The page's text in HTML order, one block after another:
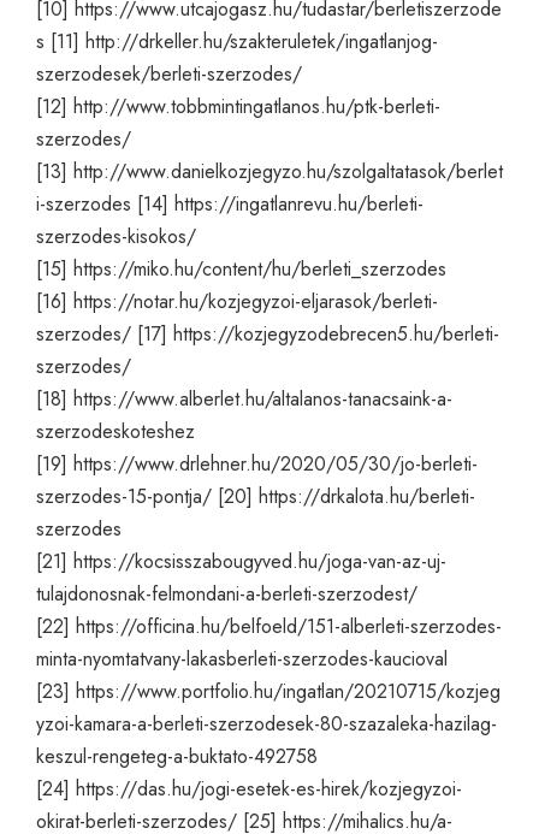
[10] https://www.utcajogasz.hu/tudastar/berletiszerzode
s [11] http://drkeller.hu/szakteruletek/ingatlanjog-
szerzodesek/berleti-szerzodes/
[12] http://www.tobbmintingatlanos.hu/ptk-berleti-
szerzodes/
[13] http://www.danielkozjegyzo.hu/szolgaltatasok/berlet
i-szerzodes [14] https://ingatlanrevu.hu/berleti-
szerzodes-kisokos/
[15] https://miko.hu/content/hu/berleti_szerzodes
[16] https://notar.hu/kozjegyzoi-eljarasok/berleti-
szerzodes/ [17] https://kozjegyzodebrecen5.hu/berleti-
szerzodes/
[18] https://www.alberlet.hu/altalanos-tanacsaink-a-
szerzodeskoteshez
[19] https://www.drlehner.hu/2020/05/30/jo-berleti-
szerzodes-15-pontja/ [20] https://drkalota.hu/berleti-
szerzodes
[21] https://kocsisszabougyved.hu/joga-van-az-uj-
tulajdonosnak-felmondani-a-berleti-szerzodest/
[22] https://officina.hu/belfoeld/151-alberleti-szerzodes-
minta-nyomtatvany-lakasberleti-szerzodes-kaucioval
[23] https://www.portfolio.hu/ingatlan/20210715/kozjeg
yzoi-kamara-a-berleti-szerzodesek-80-szazaleka-hazilag-
keszul-rengeteg-a-buktato-492758
[24] https://das.hu/jogi-esetek-es-hirek/kozjegyzoi-
okirat-berleti-szerzodes/ [25] https://mihalics.hu/a-